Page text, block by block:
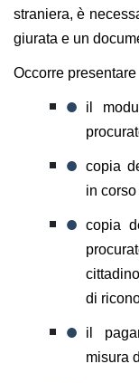
straniera, è
giurata e un
Occorre presentare
il
copia
in
copia
di
il
misura